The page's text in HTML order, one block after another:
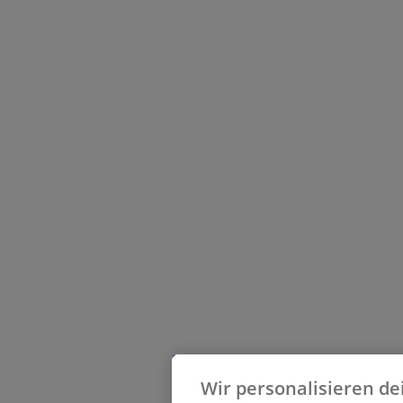
Wir personalisieren